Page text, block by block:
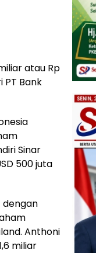
atau Rp
Bank
Sinar
500 juta
dengan
Anthoni
miliar